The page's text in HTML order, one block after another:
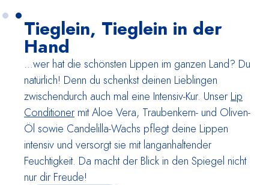
Tieglein, Tieglein in der
Hand
…wer hat die schönsten Lippen im ganzen Land? Du
natürlich! Denn du schenkst deinen Lieblingen
zwischen­durch auch mal eine Intensiv-Kur. Unser Lip
Conditioner mit Aloe Vera, Traubenkern- und Oliven-
Öl sowie Candelilla-Wachs pflegt deine Lippen
intensiv und versorgt sie mit langanhaltender
Feuchtigkeit. Da macht der Blick in den Spiegel nicht
nur dir Freude!